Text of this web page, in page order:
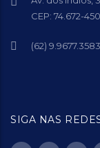
CEP: 74.672-450
(62) 9.9677.3583
SIGA NAS